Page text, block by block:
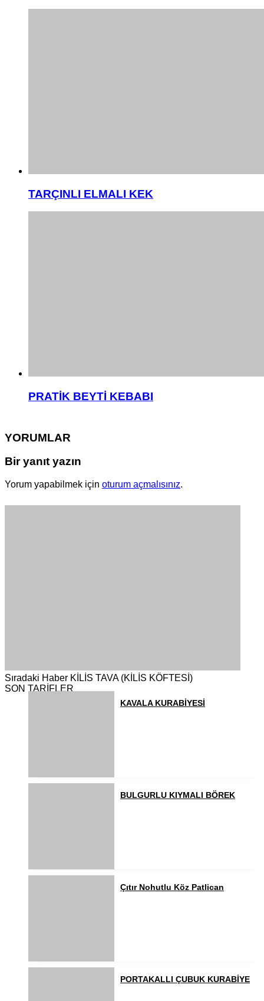
TARÇINLI ELMALI KEK
PRATİK BEYTİ KEBABI
YORUMLAR
Bir yanıt yazın
Yorum yapabilmek için oturum açmalısınız.
Sıradaki Haber KİLİS TAVA (KİLİS KÖFTESİ)
SON TARİFLER
KAVALA KURABİYESİ
BULGURLU KIYMALI BÖREK
Çıtır Nohutlu Köz Patlican
PORTAKALLI ÇUBUK KURABİYE